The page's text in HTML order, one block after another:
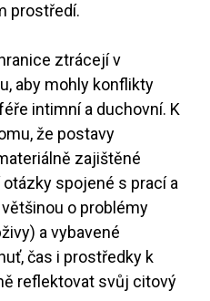
prostředí.
ztrácejí v
aby mohly konflikty
intimní a duchovní. K
že postavy
zajištěné
spojené s prací a
o problémy
a vybavené
čas i prostředky k
reflektovat svůj citový